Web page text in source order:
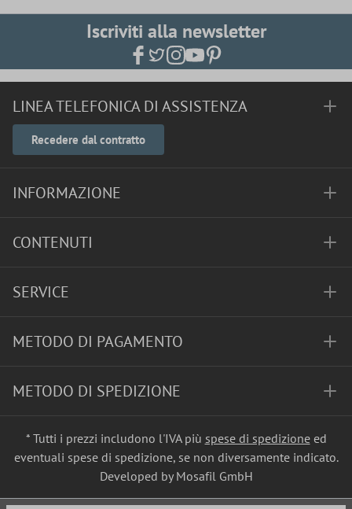
Iscriviti alla newsletter
LINEA TELEFONICA DI ASSISTENZA
Recedere dal contratto
INFORMAZIONE
CONTENUTI
SERVICE
METODO DI PAGAMENTO
METODO DI SPEDIZIONE
* Tutti i prezzi includono l'IVA più spese di spedizioneed
eventuali spese di spedizione, se non diversamente indicato.
Developed by Mosafil GmbH